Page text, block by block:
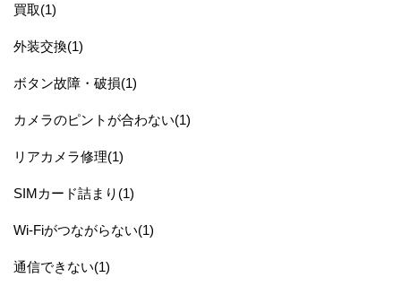
買取(1)
外装交換(1)
ボタン故障・破損(1)
カメラのピントが合わない(1)
リアカメラ修理(1)
SIMカード詰まり(1)
Wi-Fiがつながらない(1)
通信できない(1)